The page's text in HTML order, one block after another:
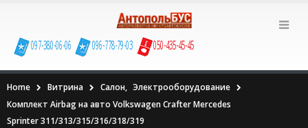
097-380-06-06 096-778-79-03 050-435-45-45
Home Витрина Салон, Электрооборудование
Комплект Airbag на авто Volkswagen Сrafter Mercedes
Sprinter 311/313/315/316/318/319